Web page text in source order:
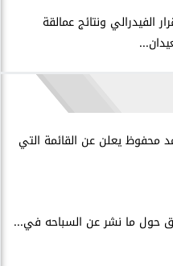
الفيدرالي ونتائج عمالقة
محفوظ يعلن عن القائمة التي
حول ما نشر عن السباحه في...